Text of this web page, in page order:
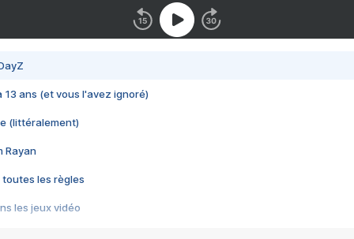
13 ans (et vous l'avez ignoré)
(littéralement)
Rayan
toutes les règles
les jeux vidéo